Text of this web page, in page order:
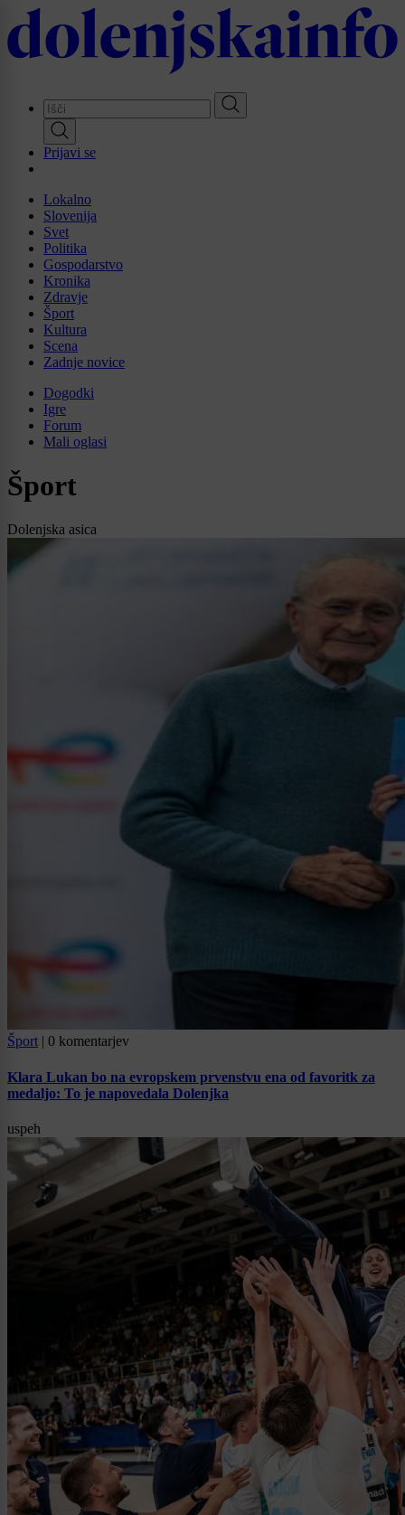
Skip
to
main
Prijavi se
Lokalno
Slovenija
Svet
Politika
Gospodarstvo
Kronika
Zdravje
Šport
Kultura
Scena
Zadnje novice
Dogodki
Igre
Forum
Mali oglasi
Šport
Dolenjska asica
Šport 0 komentarjev
Klara Lukan bo na evropskem prvenstvu ena od favoritk za
medaljo: To je napovedala Dolenjka
uspeh